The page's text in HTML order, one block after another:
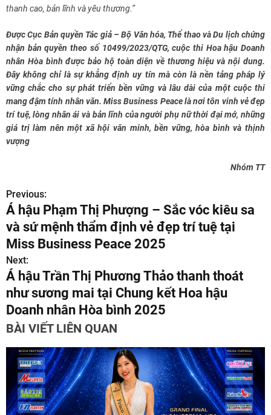
thanh cao, bản lĩnh và yêu thương.”
Được Cục Bản quyền Tác giả – Bộ Văn hóa, Thể thao và Du lịch chứng
nhận bản quyền theo số 10499/2023/QTG, cuộc thi Hoa hậu Doanh
nhân Hòa bình được bảo hộ toàn diện về thương hiệu và nội dung.
Đây không chỉ là sự khẳng định uy tín mà còn là nền tảng pháp lý
vững chắc cho sự phát triển bền vững và lâu dài của một cuộc thi
mang đậm tính nhân văn. Miss Business Peace là nơi tôn vinh vẻ đẹp
trí tuệ, lòng nhân ái và bản lĩnh của người phụ nữ thời đại mớ, những
giá trị làm nên một xã hội văn minh, bền vững, hòa bình và thịnh
vượng
Nhóm TT
Đ
i
ề
u
h
ư
ớ
n
b
Previous:
Á hậu Phạm Thị Phượng – Sắc vóc kiêu sa
và sứ mệnh thẩm định vẻ đẹp trí tuệ tại
Miss Business Peace 2025
Next:
Á hậu Trần Thị Phương Thảo thanh thoát
như sương mai tại Chung kết Hoa hậu
Doanh nhân Hòa bình 2025
BÀI VIẾT LIÊN QUAN